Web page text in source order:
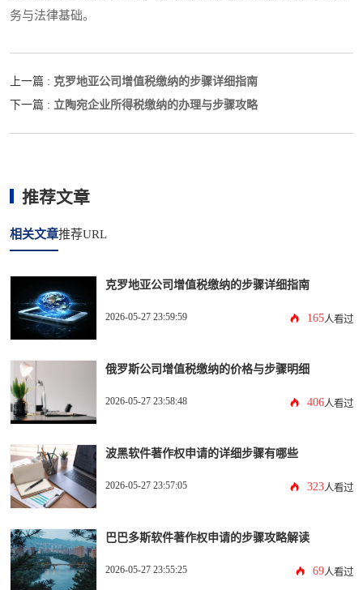
务与法律基础。
上一篇 : 克罗地亚公司增值税缴纳的步骤详细指南
下一篇 : 立陶宛企业所得税缴纳的办理与步骤攻略
推荐文章
相关文章推荐URL
克罗地亚公司增值税缴纳的步骤详细指南
2026-05-27 23:59:59 165人看过
俄罗斯公司增值税缴纳的价格与步骤明细
2026-05-27 23:58:48 406人看过
波黑软件著作权申请的详细步骤有哪些
2026-05-27 23:57:05 323人看过
巴巴多斯软件著作权申请的步骤攻略解读
2026-05-27 23:55:25 69人看过